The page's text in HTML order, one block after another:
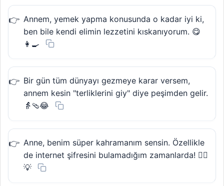
Annem, yemek yapma konusunda o kadar iyi ki,
ben bile kendi elimin lezzetini kıskanıyorum. 😋
👩‍🍳
Bir gün tüm dünyayı gezmeye karar versem,
annem kesin "terliklerini giy" diye peşimden gelir.
👵🩴😂
Anne, benim süper kahramanım sensin. Özellikle
de internet şifresini bulamadığım zamanlarda! 🦸‍♀️
💡